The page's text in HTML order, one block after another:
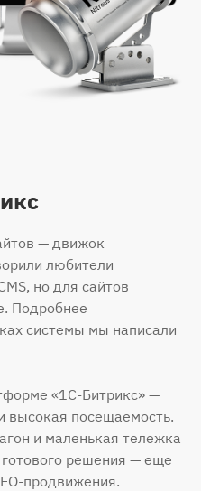
— движок
любители
но для сайтов
Подробнее
системы мы написали
«1С-Битрикс» —
высокая посещаемость.
и маленькая тележка
решения — еще
продвижения.